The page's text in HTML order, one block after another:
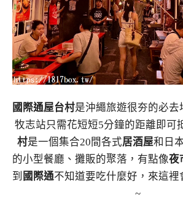
國際通屋台村是沖繩旅遊很夯的必
牧志站只需花短短5分鐘的距離即可
村是一個集合20間各式居酒屋和日
的小型餐廳、攤販的聚落，有點像夜
到 國際通不知道要吃什麼好，來這裡
~